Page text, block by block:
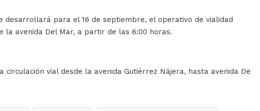
desarrollará para el 16 de septiembre, el operativo de vialidad
la avenida Del Mar, a partir de las 6:00 horas.
vial desde la avenida Gutiérrez Nájera, hasta avenida De